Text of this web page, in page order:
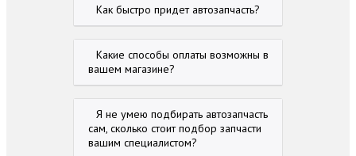
Как быстро придет автозапчасть?
Какие способы оплаты возможны в
вашем магазине?
Я не умею подбирать автозапчасть
сам, сколько стоит подбор запчасти
вашим специалистом?